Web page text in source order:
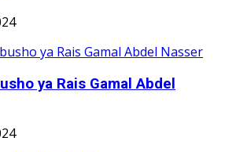
ya Rais Gamal Abdel